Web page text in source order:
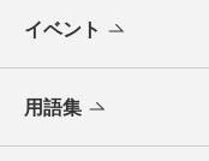
イベント
用語集